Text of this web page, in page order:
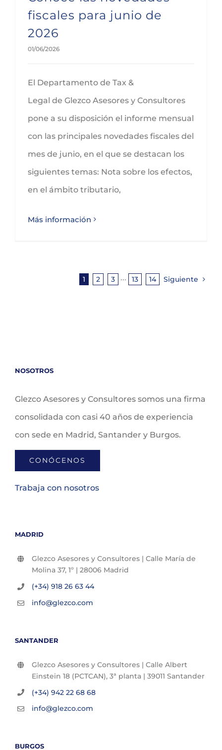
fiscales para junio de
2026
01/06/2026
El Departamento de Tax &
Legal de Glezco Asesores y Consultores
pone a su disposición el informe mensual
con las principales novedades fiscales del
mes de junio, en el que se destacan los
siguientes temas: Nota sobre los efectos,
en el ámbito tributario,
Más información
1 2 3 ··· 13 14 Siguiente
NOSOTROS
Glezco Asesores y Consultores somos una firma
consolidada con casi 40 años de experiencia
con sede en Madrid, Santander y Burgos.
CONÓCENOS
Trabaja con nosotros
MADRID
Glezco Asesores y Consultores | Calle María de
Molina 37, 1º | 28006 Madrid
(+34) 918 26 63 44
info@glezco.com
SANTANDER
Glezco Asesores y Consultores | Calle Albert
Einstein 18 (PCTCAN), 3ª planta | 39011 Santander
(+34) 942 22 68 68
info@glezco.com
BURGOS